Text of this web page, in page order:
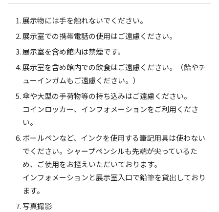
展示物には手を触れないでください。
展示室での携帯電話の使用はご遠慮ください。
展示室を含め館内は禁煙です。
展示室を含め館内での飲食はご遠慮ください。（飴やチ
ューインガムもご遠慮ください。）
傘や大型の手荷物等の持ち込みはご遠慮ください。
コインロッカー、インフォメーションをご利用くださ
い。
ボールペンなど、インクを使用する筆記用具は使わない
でください。シャープペンシルも先端が尖っているた
め、ご使用をお控えいただいております。
インフォメーションと展示室入口で鉛筆を貸出しており
ます。
写真撮影